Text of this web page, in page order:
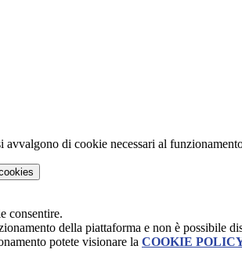
di cookie necessari al
consentire.
della piattaforma e non è possibile
potete visionare la COOKIE